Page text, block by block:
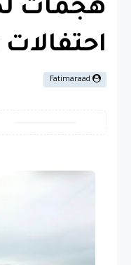
هجمات
Fatimaraad